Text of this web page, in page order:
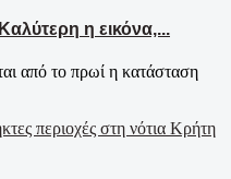
η εικόνα,...
από το πρωί η κατάσταση